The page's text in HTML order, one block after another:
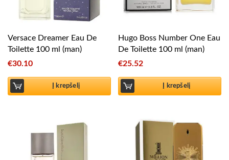
Versace Dreamer Eau De
Toilette 100 ml (man)
€30.10
Į krepšelį
Hugo Boss Number One Eau
De Toilette 100 ml (man)
€25.52
Į krepšelį